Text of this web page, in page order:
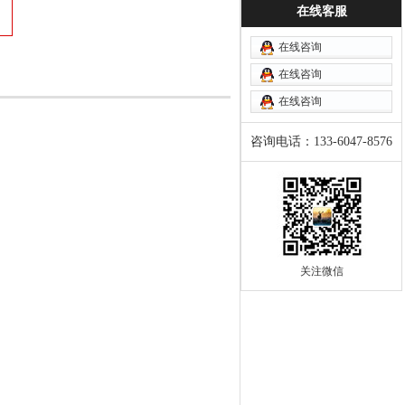
在线客服
在线咨询
在线咨询
在线咨询
咨询电话：133-6047-8576
关注微信